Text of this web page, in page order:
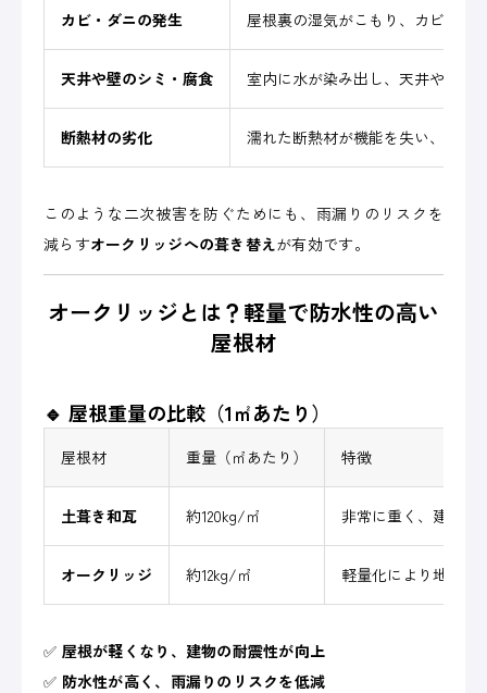
カビ・ダニの発生 屋根裏の湿気がこもり、カビやダ
天井や壁のシミ・腐食 室内に水が染み出し、天井や壁が
断熱材の劣化 濡れた断熱材が機能を失い、夏は
このような二次被害を防ぐためにも、雨漏りのリスクを
減らすオークリッジへの葺き替えが有効です。
オークリッジとは？軽量で防水性の高い
屋根材
🔹 屋根重量の比較（1㎡あたり）
屋根材 重量（㎡あたり） 特徴
土葺き和瓦 約120kg/㎡ 非常に重く、建物に
オークリッジ 約12kg/㎡ 軽量化により地震時
✅ 屋根が軽くなり、建物の耐震性が向上
✅ 防水性が高く、雨漏りのリスクを低減